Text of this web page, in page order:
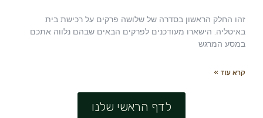
זהו החלק הראשון בסדרה של שלושה פרקים על רכישת בית
באיטליה. הישארו מעודכנים לפרקים הבאים שבהם נלווה אתכם
במסע המרגש
קרא עוד »
לדף הראשי שלנו